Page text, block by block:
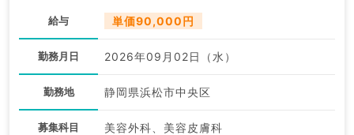
給与 単価90,000円
勤務月日 2026年09月02日（水）
勤務地 静岡県浜松市中央区
募集科目 美容外科、美容皮膚科